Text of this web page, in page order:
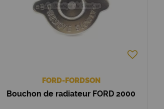
FORD-FORDSON
Bouchon de radiateur FORD 2000